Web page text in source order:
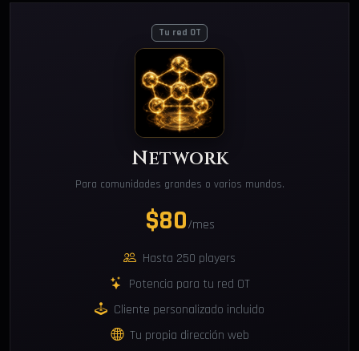
Tu red OT
Network
Para comunidades grandes o varios mundos.
$80/mes
Hasta 250 players
Potencia para tu red OT
Cliente personalizado incluido
Tu propia dirección web